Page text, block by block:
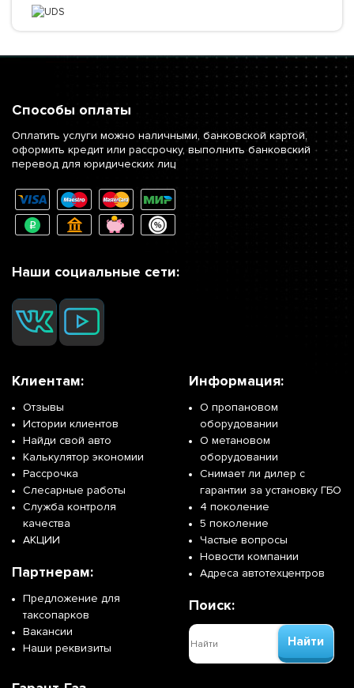
Способы оплаты
Оплатить услуги можно наличными, банковской картой,
оформить кредит или рассрочку, выполнить банковский
перевод для юридических лиц
Наши социальные сети:
Клиентам:
Отзывы
Истории клиентов
Найди свой авто
Калькулятор экономии
Рассрочка
Слесарные работы
Служба контроля
качества
АКЦИИ
Партнерам:
Предложение для
таксопарков
Вакансии
Наши реквизиты
Информация:
О пропановом
оборудовании
О метановом
оборудовании
Снимает ли дилер с
гарантии за установку ГБО
4 поколение
5 поколение
Частые вопросы
Новости компании
Адреса автотехцентров
Поиск:
Найти